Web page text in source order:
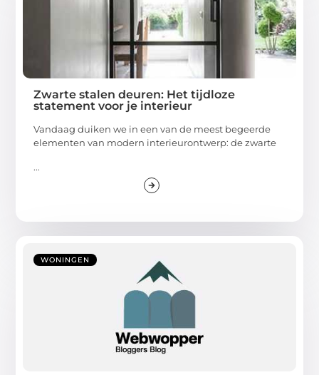
Zwarte stalen deuren: Het tijdloze
statement voor je interieur
Vandaag duiken we in een van de meest begeerde
elementen van modern interieurontwerp: de zwarte
...
WONINGEN